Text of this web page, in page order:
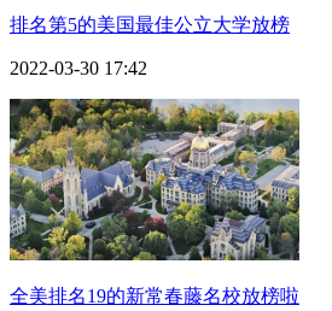
排名第5的美国最佳公立大学放榜
2022-03-30 17:42
全美排名19的新常春藤名校放榜啦